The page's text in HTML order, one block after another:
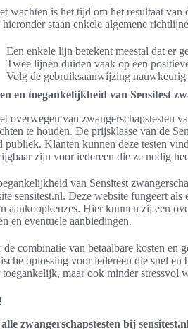
wachten is het tijd om het resultaat
hieronder staan enkele algemene
Een enkele lijn betekent meestal dat er
Twee lijnen duiden vaak op een
Volg de gebruiksaanwijzing
en toegankelijkheid van Sensitest
overwegen van zwangerschapstesten
te houden. De prijsklasse van de
publiek. Klanten kunnen deze testen
zijn voor iedereen die ze nodig
van Sensitest
sensitest.nl. Deze website fungeert
aankoopkeuzes. Hier kunnen zij een
en eventuele aanbiedingen.
de combinatie van betaalbare kosten en
oplossing voor iedereen die snel
toegankelijk, maar ook minder stressvol
zwangerschapstesten bij